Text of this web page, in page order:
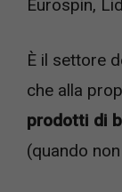
Eurospin,
È il settore
che alla
prodotti di
(quando